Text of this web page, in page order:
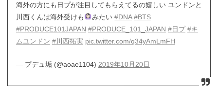
海外の方にも日プが注目してもらえてるの嬉しい ユンドンと
川西くんは海外受けも
みたい#DNA #BTS
#PRODUCE101JAPAN #PRODUCE_101_JAPAN #日プ #キ
ムユンドン #川西拓実 pic.twitter.com/q34yAmLmFH
— プデュ垢 (@aoae1104) 2019年10月20日